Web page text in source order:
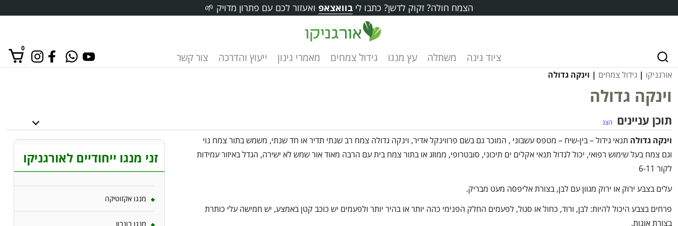
הצמח חולה? זקוק לדשן? כתבו לי בוואצאפ ואעזור לכם עם פתרון מדויק 🌱
ציוד גינה משתלה עץ מנגו גידול צמחים מאמרי גינון ייעוץ והדרכה צור קשר
0
אורגניקו | גידול צמחים | וינקה גדולה
וינקה גדולה
תוכן עניינים הצג
וינקה גדולה תנאי גידול – בין-שיח – מטפס עשבוני , המוכר גם בשם פרווינקל אדיר, וינקה גדולה צמח רב שנתי תדיר או חד שנתי, משמש בתור צמח נוי
וגם צמח בעל שימוש רפואי, יכול לגדול תנאי אקלים ים תיכוני, סובטרופי, ממוזג או בתור צמח בית עם הרבה מאוד אור שמש לא ישירה, הגדל באיזור עמידות
לקור 6-11
עלים בצבע ירוק או ירוק מגוון עם לבן, בצורת אליפסה מעט מבריק.
פרחים בצבע היכול להיות: לבן, ורוד, כחול או סגול, לפעמים החלק הפנימי כהה יותר או בהיר יותר ולפעמים יש כוכב קטן באמצע, יש חמישה עלי כותרת
בצורת אונות.
זני מנגו ייחודיים לאורגניקו
מנגו אקזוטיקה
מנגו בונבון